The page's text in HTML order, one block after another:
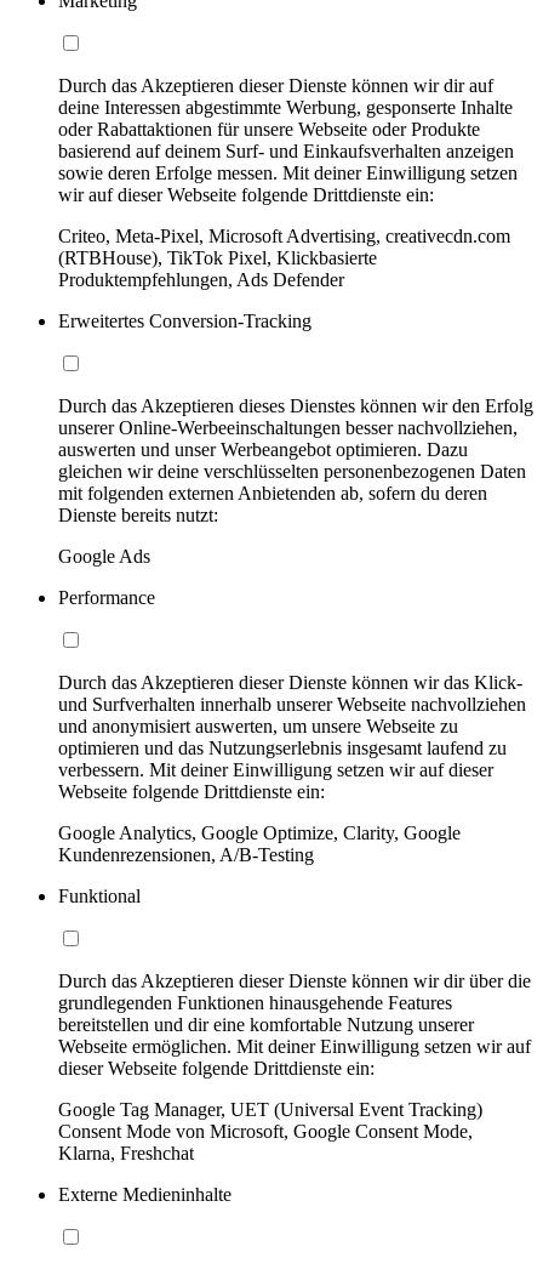
Durch das Akzeptieren dieser Dienste können wir dir auf
deine Interessen abgestimmte Werbung, gesponserte Inhalte
oder Rabattaktionen für unsere Webseite oder Produkte
basierend auf deinem Surf- und Einkaufsverhalten anzeigen
sowie deren Erfolge messen. Mit deiner Einwilligung setzen
wir auf dieser Webseite folgende Drittdienste ein:
Criteo, Meta-Pixel, Microsoft Advertising, creativecdn.com
(RTBHouse), TikTok Pixel, Klickbasierte
Produktempfehlungen, Ads Defender
Erweitertes Conversion-Tracking
Durch das Akzeptieren dieses Dienstes können wir den Erfolg
unserer Online-Werbeeinschaltungen besser nachvollziehen,
auswerten und unser Werbeangebot optimieren. Dazu
gleichen wir deine verschlüsselten personenbezogenen Daten
mit folgenden externen Anbietenden ab, sofern du deren
Dienste bereits nutzt:
Google Ads
Performance
Durch das Akzeptieren dieser Dienste können wir das Klick-
und Surfverhalten innerhalb unserer Webseite nachvollziehen
und anonymisiert auswerten, um unsere Webseite zu
optimieren und das Nutzungserlebnis insgesamt laufend zu
verbessern. Mit deiner Einwilligung setzen wir auf dieser
Webseite folgende Drittdienste ein:
Google Analytics, Google Optimize, Clarity, Google
Kundenrezensionen, A/B-Testing
Funktional
Durch das Akzeptieren dieser Dienste können wir dir über die
grundlegenden Funktionen hinausgehende Features
bereitstellen und dir eine komfortable Nutzung unserer
Webseite ermöglichen. Mit deiner Einwilligung setzen wir auf
dieser Webseite folgende Drittdienste ein:
Google Tag Manager, UET (Universal Event Tracking)
Consent Mode von Microsoft, Google Consent Mode,
Klarna, Freshchat
Externe Medieninhalte